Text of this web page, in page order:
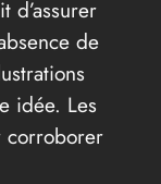
d’assurer
de
idée. Les
corroborer